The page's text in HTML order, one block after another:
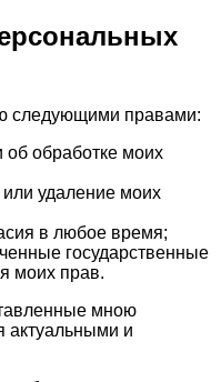
следующими правами:
обработке моих
удаление моих
в любое время;
государственные
моих прав.
мною
актуальными и